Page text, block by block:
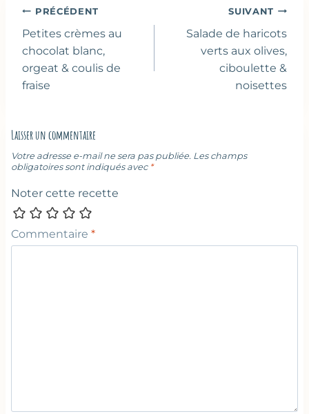
Navigation
de
l’article
PRÉCÉDENT
Petites crèmes au
chocolat blanc,
orgeat & coulis de
fraise
SUIVANT
Salade de haricots
verts aux olives,
ciboulette &
noisettes
Laisser un commentaire
Votre adresse e-mail ne sera pas publiée. Les champs
obligatoires sont indiqués avec *
Noter cette recette
Commentaire *